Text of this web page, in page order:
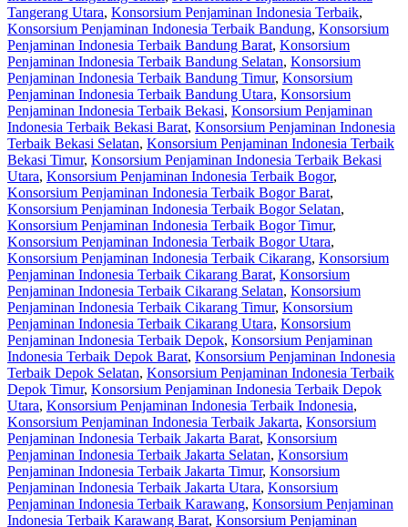
Tangerang Utara, Konsorsium Penjaminan Indonesia Terbaik,
Konsorsium Penjaminan Indonesia Terbaik Bandung, Konsorsium
Penjaminan Indonesia Terbaik Bandung Barat, Konsorsium
Penjaminan Indonesia Terbaik Bandung Selatan, Konsorsium
Penjaminan Indonesia Terbaik Bandung Timur, Konsorsium
Penjaminan Indonesia Terbaik Bandung Utara, Konsorsium
Penjaminan Indonesia Terbaik Bekasi, Konsorsium Penjaminan
Indonesia Terbaik Bekasi Barat, Konsorsium Penjaminan Indonesia
Terbaik Bekasi Selatan, Konsorsium Penjaminan Indonesia Terbaik
Bekasi Timur, Konsorsium Penjaminan Indonesia Terbaik Bekasi
Utara, Konsorsium Penjaminan Indonesia Terbaik Bogor,
Konsorsium Penjaminan Indonesia Terbaik Bogor Barat,
Konsorsium Penjaminan Indonesia Terbaik Bogor Selatan,
Konsorsium Penjaminan Indonesia Terbaik Bogor Timur,
Konsorsium Penjaminan Indonesia Terbaik Bogor Utara,
Konsorsium Penjaminan Indonesia Terbaik Cikarang, Konsorsium
Penjaminan Indonesia Terbaik Cikarang Barat, Konsorsium
Penjaminan Indonesia Terbaik Cikarang Selatan, Konsorsium
Penjaminan Indonesia Terbaik Cikarang Timur, Konsorsium
Penjaminan Indonesia Terbaik Cikarang Utara, Konsorsium
Penjaminan Indonesia Terbaik Depok, Konsorsium Penjaminan
Indonesia Terbaik Depok Barat, Konsorsium Penjaminan Indonesia
Terbaik Depok Selatan, Konsorsium Penjaminan Indonesia Terbaik
Depok Timur, Konsorsium Penjaminan Indonesia Terbaik Depok
Utara, Konsorsium Penjaminan Indonesia Terbaik Indonesia,
Konsorsium Penjaminan Indonesia Terbaik Jakarta, Konsorsium
Penjaminan Indonesia Terbaik Jakarta Barat, Konsorsium
Penjaminan Indonesia Terbaik Jakarta Selatan, Konsorsium
Penjaminan Indonesia Terbaik Jakarta Timur, Konsorsium
Penjaminan Indonesia Terbaik Jakarta Utara, Konsorsium
Penjaminan Indonesia Terbaik Karawang, Konsorsium Penjaminan
Indonesia Terbaik Karawang Barat, Konsorsium Penjaminan